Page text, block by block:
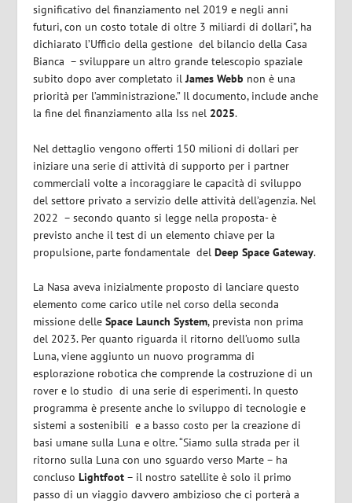
significativo del finanziamento nel 2019 e negli anni
futuri, con un costo totale di oltre 3 miliardi di dollari”, ha
dichiarato l’Ufficio della gestione del bilancio della Casa
Bianca – sviluppare un altro grande telescopio spaziale
subito dopo aver completato ilJames Webb non è una
priorità per l’amministrazione.” Il documento, include anche
la fine del finanziamento alla Iss nel 2025.
Nel dettaglio vengono offerti 150 milioni di dollari per
iniziare una serie di attività di supporto per i partner
commerciali volte a incoraggiare le capacità di sviluppo
del settore privato a servizio delle attività dell’agenzia. Nel
2022 – secondo quanto si legge nella proposta- è
previsto anche il test di un elemento chiave per la
propulsione, parte fondamentale delDeep Space Gateway.
La Nasa aveva inizialmente proposto di lanciare questo
elemento come carico utile nel corso della seconda
missione delleSpace Launch System, prevista non prima
del 2023. Per quanto riguarda il ritorno dell’uomo sulla
Luna, viene aggiunto un nuovo programma di
esplorazione robotica che comprende la costruzione di un
rover e lo studio di una serie di esperimenti. In questo
programma è presente anche lo sviluppo di tecnologie e
sistemi a sostenibili e a basso costo per la creazione di
basi umane sulla Luna e oltre. “Siamo sulla strada per il
ritorno sulla Luna con uno sguardo verso Marte – ha
conclusoLightfoot – il nostro satellite è solo il primo
passo di un viaggio davvero ambizioso che ci porterà a